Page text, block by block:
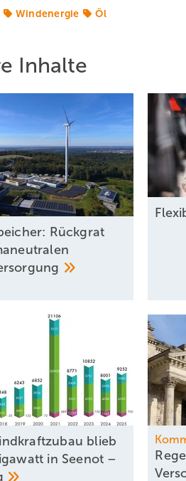
Windenergie Öl
Inhalte
Rückgrat
blieb
in Seenot –